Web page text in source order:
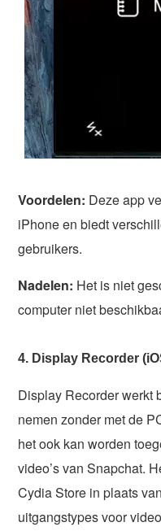
Voordelen: Deze app
iPhone en biedt
gebruikers.
Nadelen: Het is niet
computer niet
4. Display Recorder
Display Recorder werkt
nemen zonder met de
het ook kan worden
video’s van Snapchat.
Cydia Store in plaats
uitgangstypes voor